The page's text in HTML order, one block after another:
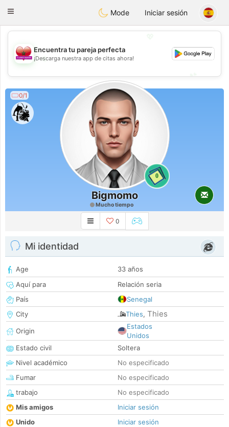
Maroc Dating
Toggle
Mode Iniciar sesión
💖
💕
Encuentra tu pareja perfecta
¡Descarga nuestra app de citas ahora!
0/1
0
Bigmomo
Mucho tiempo
0
Mi identidad
Age
33 años
Aquí para
Relación seria
País
Senegal
City
Thies, Thies
Origin
Estados
Unidos
Estado civil
Soltera
Nivel académico
No especificado
Fumar
No especificado
trabajo
No especificado
Mis amigos
Iniciar sesión
Unido
Iniciar sesión